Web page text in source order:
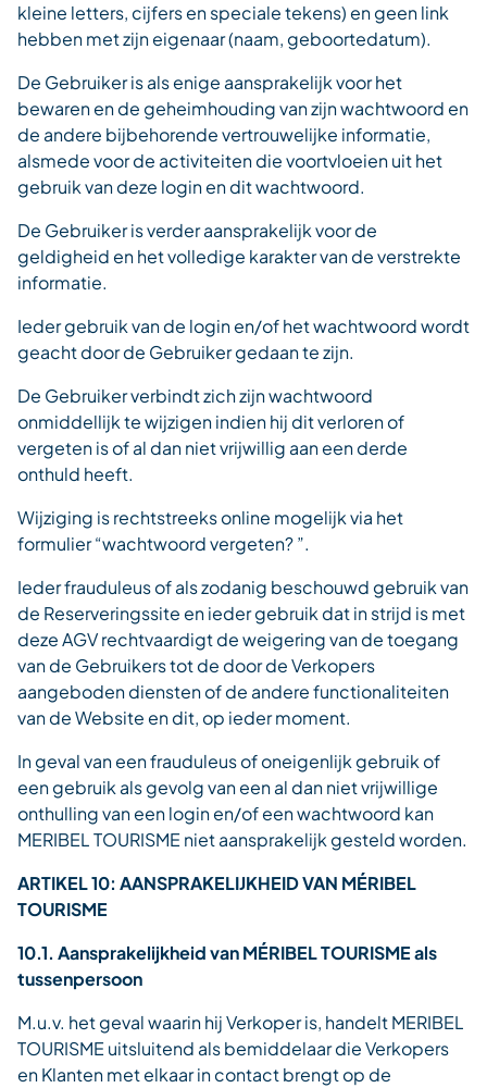
kleine letters, cijfers en speciale tekens) en geen link
hebben met zijn eigenaar (naam, geboortedatum).
De Gebruiker is als enige aansprakelijk voor het
bewaren en de geheimhouding van zijn wachtwoord en
de andere bijbehorende vertrouwelijke informatie,
alsmede voor de activiteiten die voortvloeien uit het
gebruik van deze login en dit wachtwoord.
De Gebruiker is verder aansprakelijk voor de
geldigheid en het volledige karakter van de verstrekte
informatie.
Ieder gebruik van de login en/of het wachtwoord wordt
geacht door de Gebruiker gedaan te zijn.
De Gebruiker verbindt zich zijn wachtwoord
onmiddellijk te wijzigen indien hij dit verloren of
vergeten is of al dan niet vrijwillig aan een derde
onthuld heeft.
Wijziging is rechtstreeks online mogelijk via het
formulier “wachtwoord vergeten? ”.
Ieder frauduleus of als zodanig beschouwd gebruik van
de Reserveringssite en ieder gebruik dat in strijd is met
deze AGV rechtvaardigt de weigering van de toegang
van de Gebruikers tot de door de Verkopers
aangeboden diensten of de andere functionaliteiten
van de Website en dit, op ieder moment.
In geval van een frauduleus of oneigenlijk gebruik of
een gebruik als gevolg van een al dan niet vrijwillige
onthulling van een login en/of een wachtwoord kan
MERIBEL TOURISME niet aansprakelijk gesteld worden.
ARTIKEL 10: AANSPRAKELIJKHEID VAN MÉRIBEL
TOURISME
10.1. Aansprakelijkheid van MÉRIBEL TOURISME als
tussenpersoon
M.u.v. het geval waarin hij Verkoper is, handelt MERIBEL
TOURISME uitsluitend als bemiddelaar die Verkopers
en Klanten met elkaar in contact brengt op de